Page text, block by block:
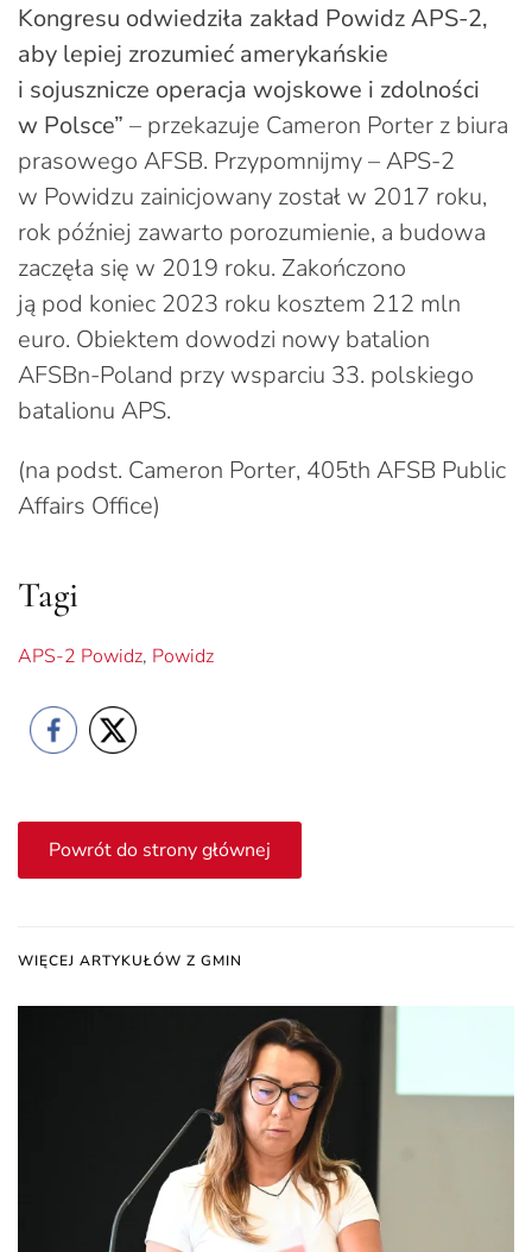
Kongresu odwiedziła zakład Powidz APS-2,
aby lepiej zrozumieć amerykańskie
i sojusznicze operacja wojskowe i zdolności
w Polsce” – przekazuje Cameron Porter z biura
prasowego AFSB. Przypomnijmy – APS-2
w Powidzu zainicjowany został w 2017 roku,
rok później zawarto porozumienie, a budowa
zaczęła się w 2019 roku. Zakończono
ją pod koniec 2023 roku kosztem 212 mln
euro. Obiektem dowodzi nowy batalion
AFSBn-Poland przy wsparciu 33. polskiego
batalionu APS.
(na podst. Cameron Porter, 405th AFSB Public
Affairs Office)
Tagi
APS-2 Powidz, Powidz
Powrót do strony głównej
WIĘCEJ ARTYKUŁÓW Z GMIN